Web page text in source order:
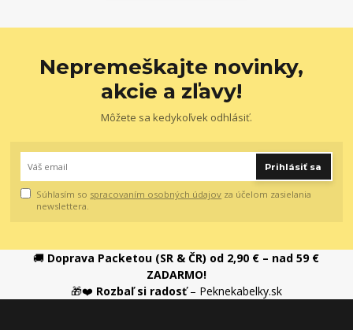
Nepremeškajte novinky,
akcie a zľavy!
Môžete sa kedykoľvek odhlásiť.
Prihlásiť sa
Súhlasím so spracovaním osobných údajov za účelom zasielania
newslettera.
🚚 Doprava Packetou (SR & ČR) od 2,90 € – nad 59 €
ZADARMO!
🎁❤️ Rozbaľ si radosť– Peknekabelky.sk